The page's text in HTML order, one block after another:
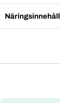
Näringsinnehåll